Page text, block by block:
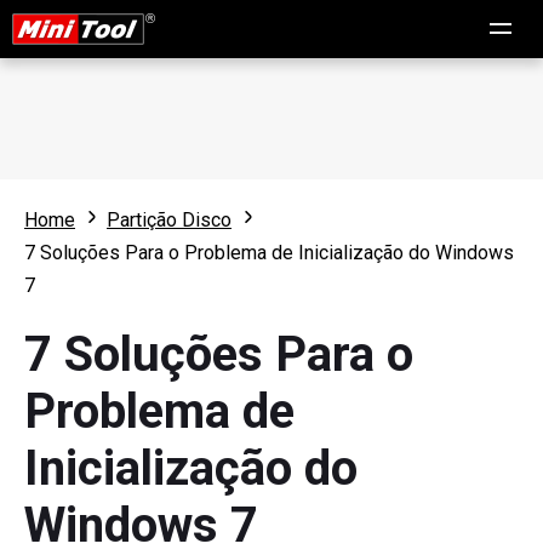
Home
Partição Disco
7 Soluções Para o Problema de Inicialização do Windows
7
7 Soluções Para o
Problema de
Inicialização do
Windows 7